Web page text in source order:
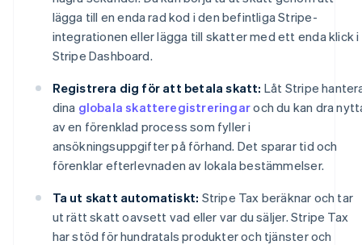
lägga till en enda rad kod i den befintliga Stripe-
integrationen eller lägga till skatter med ett enda klick i
Stripe Dashboard.
Registrera dig för att betala skatt: Låt Stripe
dina globala skatteregistreringaroch du kan dra
av en förenklad process som fyller i
ansökningsuppgifter på förhand. Det sparar tid och
förenklar efterlevnaden av lokala bestämmelser.
Ta ut skatt automatiskt: Stripe Tax beräknar och tar
ut rätt skatt oavsett vad eller var du säljer. Stripe Tax
har stöd för hundratals produkter och tjänster och